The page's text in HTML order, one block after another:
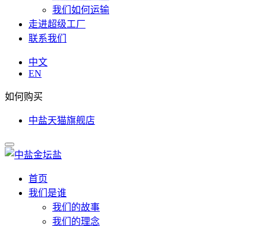
我们如何运输
走进超级工厂
联系我们
中文
EN
如何购买
中盐天猫旗舰店
首页
我们是谁
我们的故事
我们的理念